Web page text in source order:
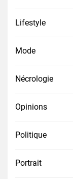
Lifestyle
Mode
Nécrologie
Opinions
Politique
Portrait